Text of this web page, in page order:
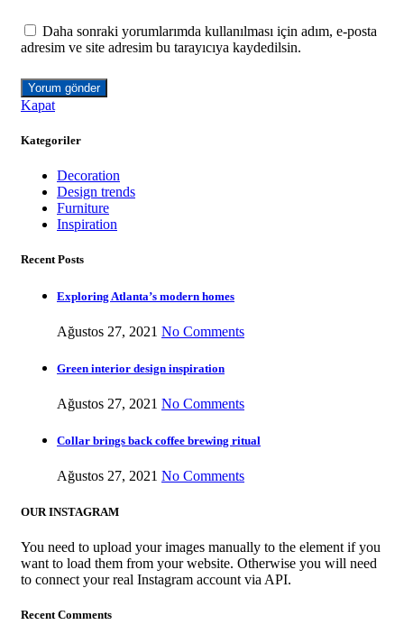
Daha sonraki yorumlarımda kullanılması için adım, e-posta
adresim ve site adresim bu tarayıcıya kaydedilsin.
Kapat
Kategoriler
Decoration
Design trends
Furniture
Inspiration
Recent Posts
Exploring Atlanta’s modern homes
Ağustos 27, 2021 No Comments
Green interior design inspiration
Ağustos 27, 2021 No Comments
Collar brings back coffee brewing ritual
Ağustos 27, 2021 No Comments
OUR INSTAGRAM
You need to upload your images manually to the element if you
want to load them from your website. Otherwise you will need
to connect your real Instagram account via API.
Recent Comments